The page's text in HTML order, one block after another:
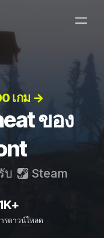
เกม →
ของ
บ Steam
รดาวน์โหลด